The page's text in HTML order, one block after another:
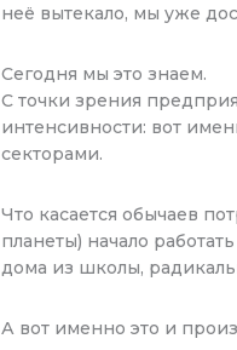
неё вытекало, мы уже
Сегодня мы это знаем.
С точки зрения
интенсивности: вот
секторами.
Что касается обычаев
планеты) начало
дома из школы,
А вот именно это и